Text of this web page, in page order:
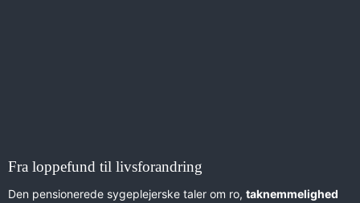
Fra loppefund til livsforandring
Den pensionerede sygeplejerske taler om ro, taknemmelighed